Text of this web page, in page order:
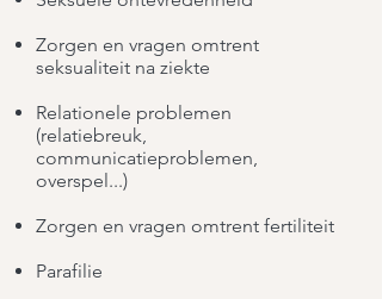
Zorgen en vragen omtrent
seksualiteit na ziekte
Relationele problemen
(relatiebreuk,
communicatieproblemen,
overspel...)
Zorgen en vragen omtrent fertiliteit
Parafilie